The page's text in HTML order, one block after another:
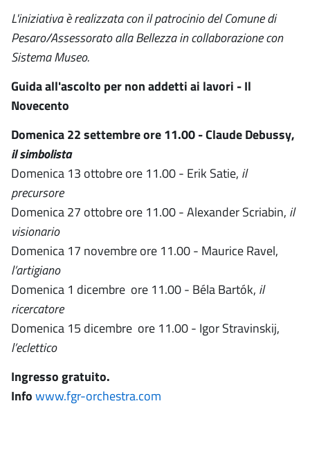
L'iniziativa è realizzata con il patrocinio del Comune di
Pesaro/Assessorato alla Bellezza in collaborazione con
Sistema Museo.
Guida all'ascolto per non addetti ai lavori - Il
Novecento
Domenica 22 settembre ore 11.00 - Claude Debussy,
il simbolista
Domenica 13 ottobre ore 11.00 - Erik Satie, il
precursore
Domenica 27 ottobre ore 11.00 - Alexander Scriabin, il
visionario
Domenica 17 novembre ore 11.00 - Maurice Ravel,
l’artigiano
Domenica 1 dicembre ore 11.00 - Béla Bartók, il
ricercatore
Domenica 15 dicembre ore 11.00 - Igor Stravinskij,
l’eclettico
Ingresso gratuito.
Infowww.fgr-orchestra.com